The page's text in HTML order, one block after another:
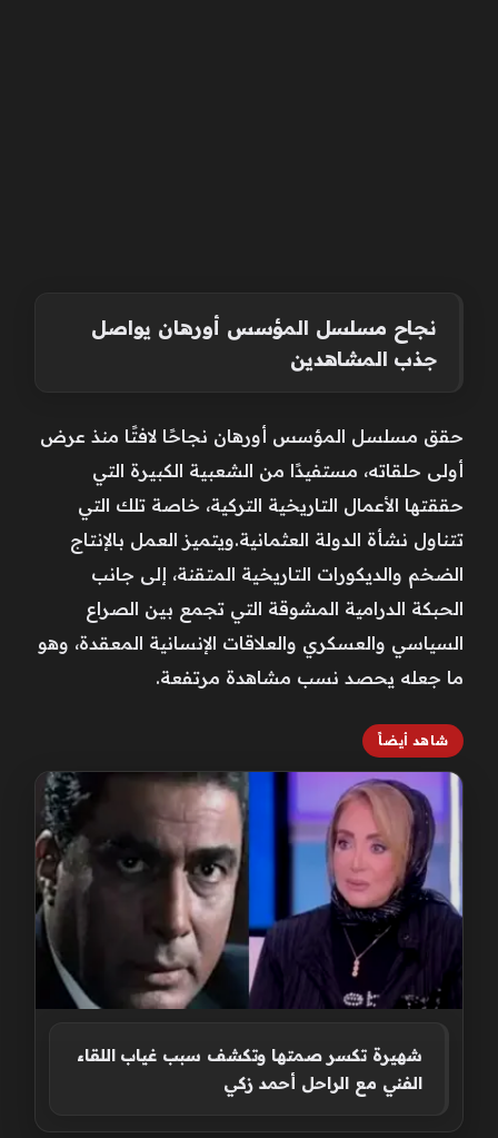
نجاح مسلسل المؤسس أورهان يواصل
جذب المشاهدين
حقق مسلسل المؤسس أورهان نجاحًا لافتًا منذ عرض
أولى حلقاته، مستفيدًا من الشعبية الكبيرة التي
حققتها الأعمال التاريخية التركية، خاصة تلك التي
تتناول نشأة الدولة العثمانية.ويتميز العمل بالإنتاج
الضخم والديكورات التاريخية المتقنة، إلى جانب
الحبكة الدرامية المشوقة التي تجمع بين الصراع
السياسي والعسكري والعلاقات الإنسانية المعقدة، وهو
ما جعله يحصد نسب مشاهدة مرتفعة.
شاهد أيضاً
شهيرة تكسر صمتها وتكشف سبب غياب اللقاء
الفني مع الراحل أحمد زكي